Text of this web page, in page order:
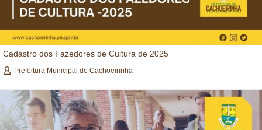
Cadastro dos Fazedores de Cultura de 2025
Prefeitura Municipal de Cachoeirinha